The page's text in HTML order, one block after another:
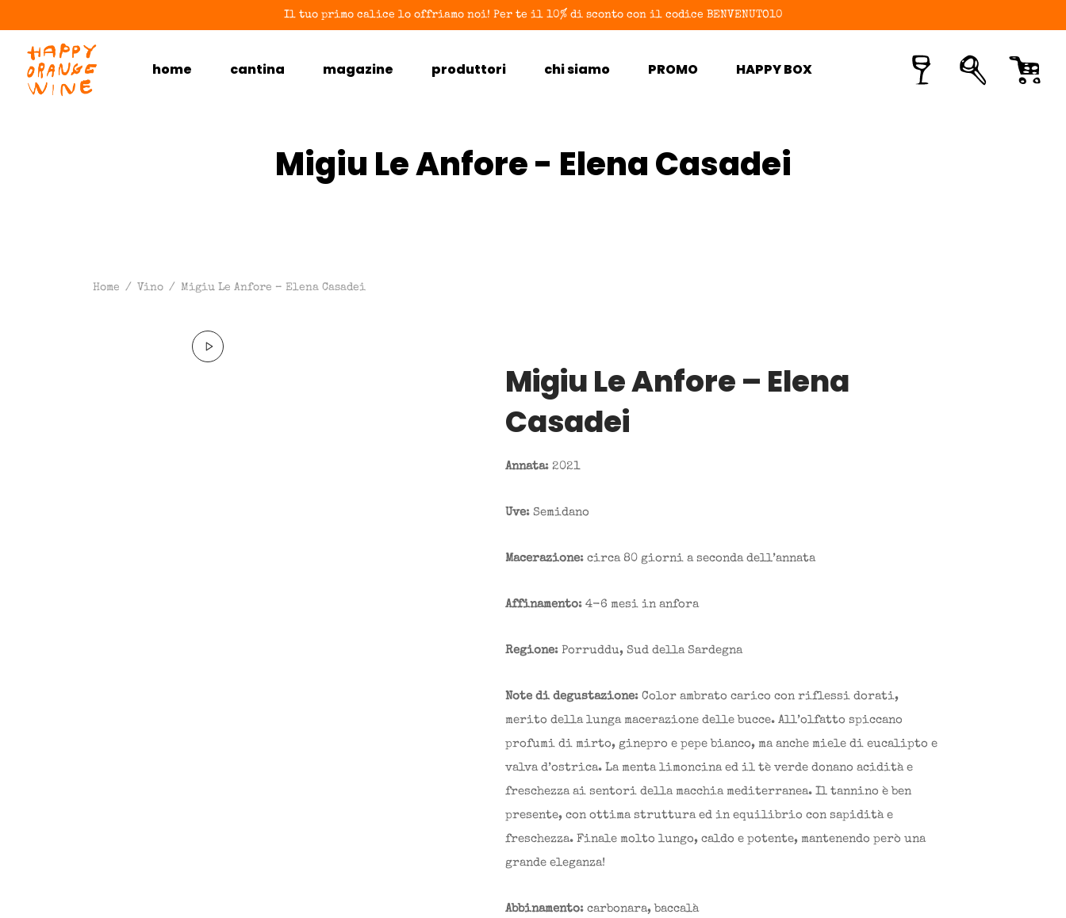
Il tuo primo calice lo offriamo noi! Per te il 10% di sconto con il codice BENVENUTO10
home cantina magazine produttori chi siamo PROMO HAPPY BOX
Migiu Le Anfore - Elena Casadei
Home / Vino / Migiu Le Anfore – Elena Casadei
Migiu Le Anfore – Elena
Casadei
Annata: 2021
Uve: Semidano
Macerazione: circa 80 giorni a seconda dell’annata
Affinamento: 4-6 mesi in anfora
Regione: Porruddu, Sud della Sardegna
Note di degustazione: Color ambrato carico con riflessi dorati,
merito della lunga macerazione delle bucce. All’olfatto spiccano
profumi di mirto, ginepro e pepe bianco, ma anche miele di eucalipto e
valva d’ostrica. La menta limoncina ed il tè verde donano acidità e
freschezza ai sentori della macchia mediterranea. Il tannino è ben
presente, con ottima struttura ed in equilibrio con sapidità e
freschezza. Finale molto lungo, caldo e potente, mantenendo però una
grande eleganza!
Abbinamento: carbonara, baccalà